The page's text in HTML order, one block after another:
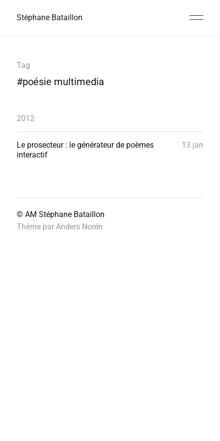
Stéphane Bataillon
Tag
#poésie multimedia
2012
Le prosecteur : le générateur de poèmes
interactif
13 jan
© AM Stéphane Bataillon
Thème par Anders Norén